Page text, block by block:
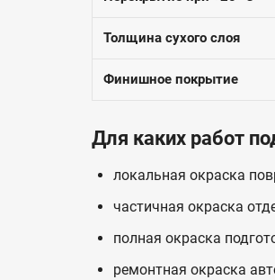
Толщина сухого слоя
Финишное покрытие
Для каких работ
локальная окраска
частичная окраска
полная окраска
ремонтная окраска